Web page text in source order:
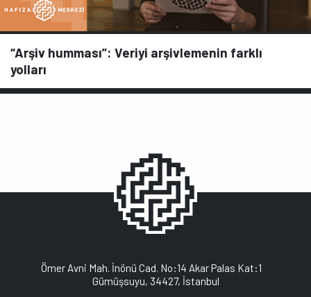
“Arşiv humması”: Veriyi arşivlemenin farklı
yolları
Ömer Avni Mah. İnönü Cad. No:14 Akar Palas Kat:1
Gümüşsuyu, 34427, İstanbul